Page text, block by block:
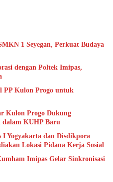
1 Seyegan, Perkuat Budaya
dengan Poltek Imipas,
PP Kulon Progo untuk
Kulon Progo Dukung
dalam KUHP Baru
I Yogyakarta dan Disdikpora
Lokasi Pidana Kerja Sosial
Imipas Gelar Sinkronisasi